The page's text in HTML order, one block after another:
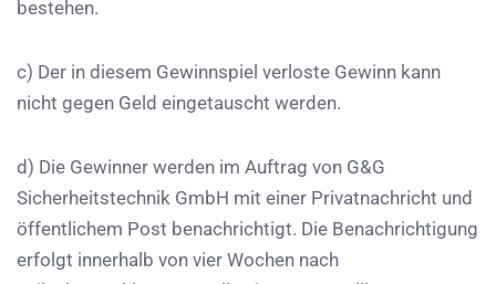
bestehen.
c) Der in diesem Gewinnspiel verloste Gewinn kann
nicht gegen Geld eingetauscht werden.
d) Die Gewinner werden im Auftrag von G&G
Sicherheitstechnik GmbH mit einer Privatnachricht und
öffentlichem Post benachrichtigt. Die Benachrichtigung
erfolgt innerhalb von vier Wochen nach